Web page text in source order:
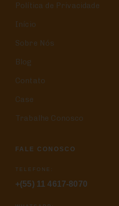
Política de Privacidade
Início
Sobre Nós
Blog
Contato
Case
Trabalhe Conosco
FALE CONOSCO
TELEFONE:
+(55) 11 4617-8070